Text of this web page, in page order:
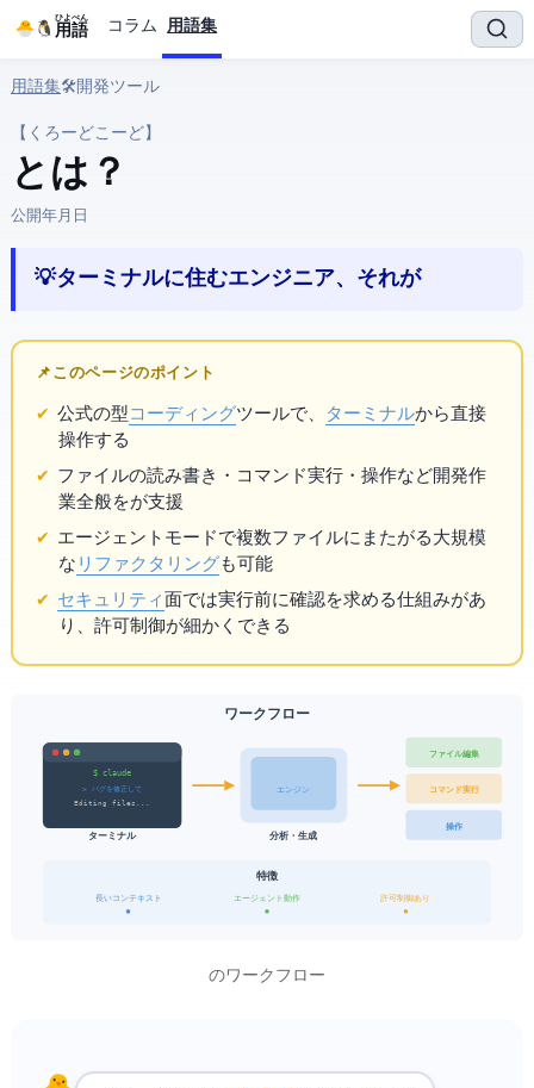
IT用語
ひよぺん コラム 用語集
用語集› 🛠️ 開発ツール › Claude Code
【くろーどこーど】
Claude Code とは？
公開:2026年3月25日
💡 ターミナルに住むAIエンジニア、それがClaude Code
📌 このページのポイント
Anthropic公式のCLI型AIコーディングツールで、 ターミナルから直接
操作する
ファイルの読み書き・コマンド実行・操作など開発作
業全般をAIが支援
エージェントモードで複数ファイルにまたがる大規模
な リファクタリング も可能
セキュリティ 面では実行前に確認を求める仕組みがあ
り、許可制御が細かくできる
Claude Code ワークフロー
$ claude
> バグを修正して
Editing files...
ターミナル
AIエンジン
AI分析・生成
ファイル編集
コマンド実行
Git操作
特徴
長いコンテキスト エージェント動作 許可制御あり
Claude Codeのワークフロー